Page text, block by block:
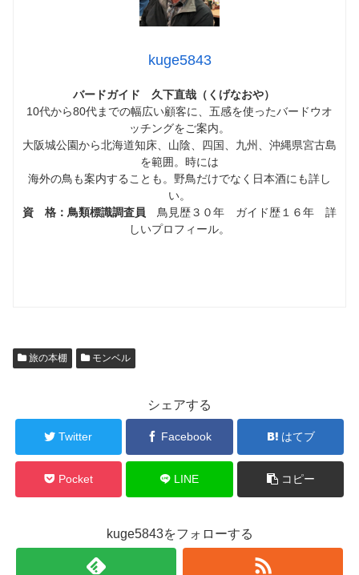
kuge5843
バードガイド 久下直哉（くげなおや）
10代から80代までの幅広い顧客に、五感を使ったバードウオ
ッチングをご案内。
大阪城公園から北海道知床、山陰、四国、九州、沖縄県宮古島
を範囲。時には
海外の鳥も案内することも。野鳥だけでなく日本酒にも詳し
い。
資 格：鳥類標識調査員 鳥見歴３０年 ガイド歴１６年 詳
しいプロフィール。
旅の本棚 モンベル
シェアする
Twitter Facebook はてブ
Pocket LINE コピー
kuge5843をフォローする